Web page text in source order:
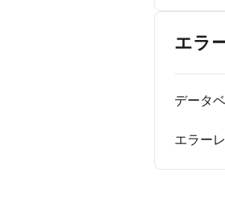
エラ
データ
エラー